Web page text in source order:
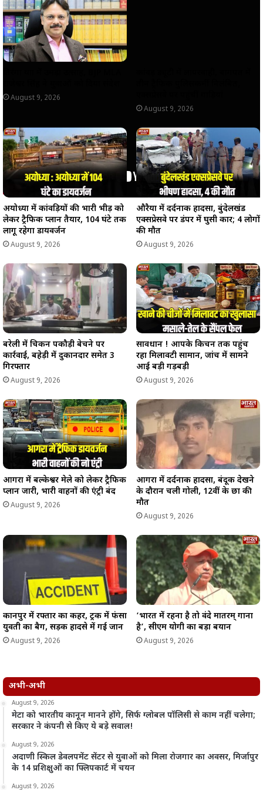
p
k
m
k
August 9, 2026
August 9, 2026
अयोध्या में कांवड़ियों की भारी भीड़ को
लेकर ट्रैफिक प्लान तैयार, 104 घंटे तक
लागू रहेगा डायवर्जन
August 9, 2026
औरैया में दर्दनाक हादसा, बुंदेलखंड
एक्सप्रेसवे पर डंपर में घुसी कार; 4 लोगों
की मौत
August 9, 2026
बरेली में चिकन पकौड़ी बेचने पर
कार्रवाई, बहेड़ी में दुकानदार समेत 3
गिरफ्तार
August 9, 2026
सावधान ! आपके किचन तक पहुंच
रहा मिलावटी सामान, जांच में सामने
आई बड़ी गड़बड़ी
August 9, 2026
आगरा में बल्केश्वर मेले को लेकर ट्रैफिक
प्लान जारी, भारी वाहनों की एंट्री बंद
August 9, 2026
आगरा में दर्दनाक हादसा, बंदूक देखने
के दौरान चली गोली, 12वीं के छात्र की
मौत
August 9, 2026
कानपुर में रफ्तार का कहर, ट्रक में फंसा
युवती का बैग, सड़क हादसे में गई जान
August 9, 2026
‘भारत में रहना है तो वंदे मातरम् गाना
है’, सीएम योगी का बड़ा बयान
August 9, 2026
अभी-अभी
August 9, 2026
मेटा को भारतीय कानून मानने होंगे, सिर्फ ग्लोबल पॉलिसी से काम नहीं चलेगा;
सरकार ने कंपनी से किए ये बड़े सवाल!
August 9, 2026
अदाणी स्किल डेवलपमेंट सेंटर से युवाओं को मिला रोजगार का अवसर, मिर्जापुर
के 14 प्रशिक्षुओं का फ्लिपकार्ट में चयन
August 9, 2026